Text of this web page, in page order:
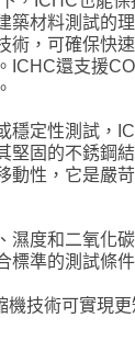
築材料測試的
術，可確保快
ICHC還支援
穩定性測試，
堅固的不銹鋼
動性，它是嚴
濕度和二氧化
標準的測試條件
機技術可實現